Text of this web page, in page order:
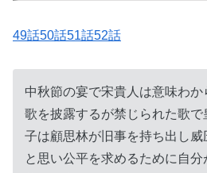
49話50話51話52話
中秋節の宴で宋貴人は意味わ
歌を披露するが禁じられた歌
子は顧思林が旧事を持ち出し
と思い公平を求めるために自